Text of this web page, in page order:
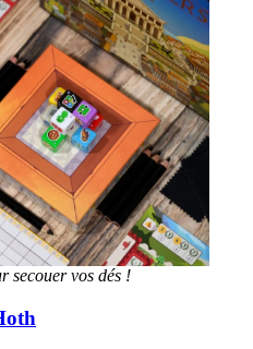
secouer vos dés !